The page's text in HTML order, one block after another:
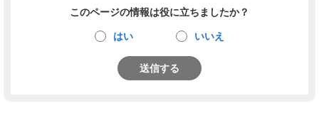
このページの情報は役に立ちましたか？
はい いいえ
送信する